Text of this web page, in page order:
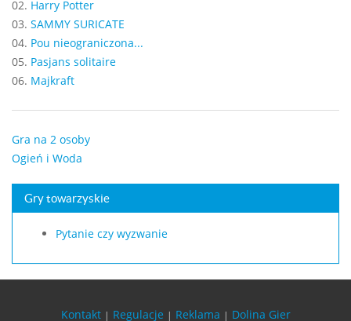
02. Harry Potter
03. SAMMY SURICATE
04. Pou nieograniczona...
05. Pasjans solitaire
06. Majkraft
Gra na 2 osoby
Ogień i Woda
Gry towarzyskie
Pytanie czy wyzwanie
Kontakt | Regulacje | Reklama | Dolina Gier